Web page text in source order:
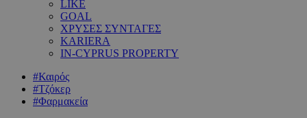
LIKE
GOAL
ΧΡΥΣΕΣ ΣΥΝΤΑΓΕΣ
KARIERA
IN-CYPRUS PROPERTY
#Καιρός
#Τζόκερ
#Φαρμακεία